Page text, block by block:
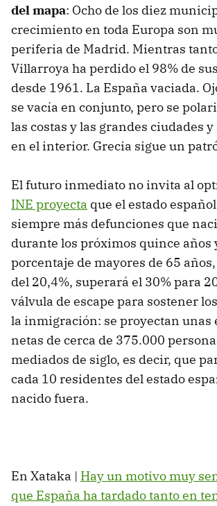
del mapa: Ocho de los diez
crecimiento en toda Europa son
periferia de Madrid. Mientras
Villarroya ha perdido el 98% de
desde 1961. La España vaciada.
se vacía en conjunto, pero se
las costas y las grandes ciudades
en el interior. Grecia sigue un
El futuro inmediato no invita al
INE proyecta que el estado
siempre más defunciones que
durante los próximos quince años
porcentaje de mayores de 65
del 20,4%, superará el 30% para
válvula de escape para sostener
la inmigración: se proyectan unas
netas de cerca de 375.000
mediados de siglo, es decir, que
cada 10 residentes del estado
nacido fuera.
En Xataka | Hay un motivo muy
que España ha tardado tanto en